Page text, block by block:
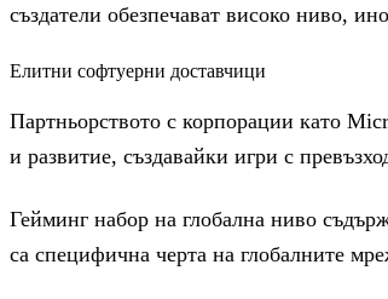
създатели обезпечават високо ниво,
Елитни софтуерни доставчици
Партньорството с корпорации като
и развитие, създавайки игри с
Гейминг набор на глобална ниво
са специфична черта на глобалните